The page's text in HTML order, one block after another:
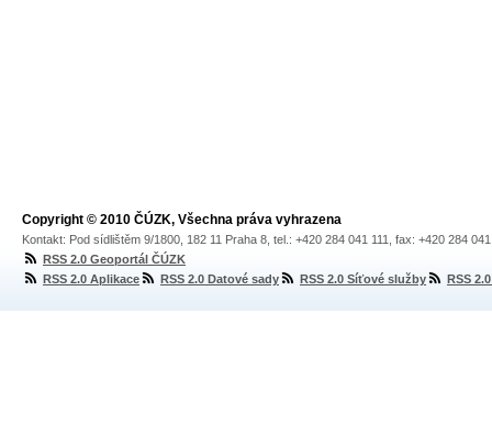
Copyright © 2010 ČÚZK, Všechna práva vyhrazena
Kontakt: Pod sídlištěm 9/1800, 182 11 Praha 8, tel.: +420 284 041 111, fax: +420 284
RSS 2.0 Geoportál ČÚZK
RSS 2.0 Aplikace
RSS 2.0 Datové sady RSS 2.0 Síťové služby RSS